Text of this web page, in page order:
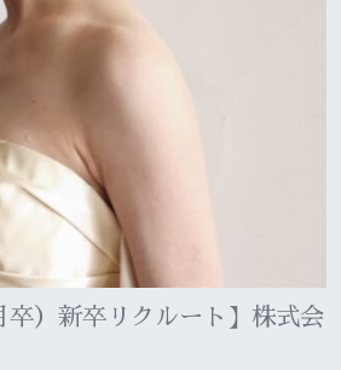
卒）新卒リクルート】株式会